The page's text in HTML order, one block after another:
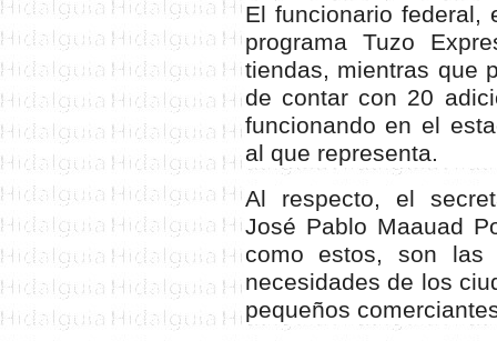
El funcionario federal,
programa Tuzo
tiendas, mientras que
de contar con 20
funcionando en el
al que representa.
Al respecto, el
José Pablo Maauad
como estos, son
necesidades de los
pequeños